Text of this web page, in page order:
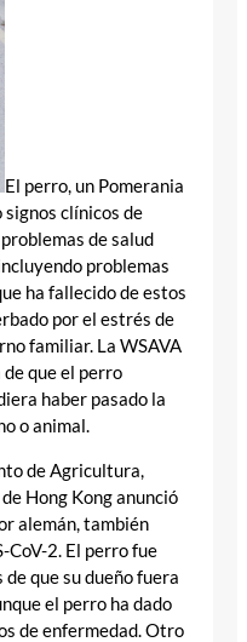
El perro, un Pomerania
signos clínicos de
de salud
problemas
ha fallecido de estos
por el estrés de
familiar. La WSAVA
que el perro
haber pasado la
o animal.
de Agricultura,
Hong Kong anunció
alemán, también
CoV-2. El perro fue
que su dueño fuera
el perro ha dado
de enfermedad. Otro